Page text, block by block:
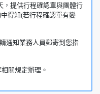
，提供行程確認單與團體行
得知(若行程確認單有變
通知業務人員郵寄到您指
關規定辦理。